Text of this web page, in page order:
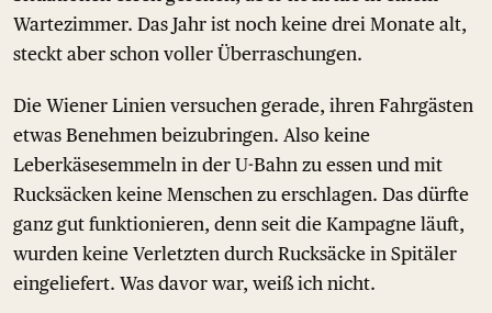
Wartezimmer. Das Jahr ist noch keine drei Monate alt,
steckt aber schon voller Überraschungen.
Die Wiener Linien versuchen gerade, ihren Fahrgästen
etwas Benehmen beizubringen. Also keine
Leberkäsesemmeln in der U-Bahn zu essen und mit
Rucksäcken keine Menschen zu erschlagen. Das dürfte
ganz gut funktionieren, denn seit die Kampagne läuft,
wurden keine Verletzten durch Rucksäcke in Spitäler
eingeliefert. Was davor war, weiß ich nicht.